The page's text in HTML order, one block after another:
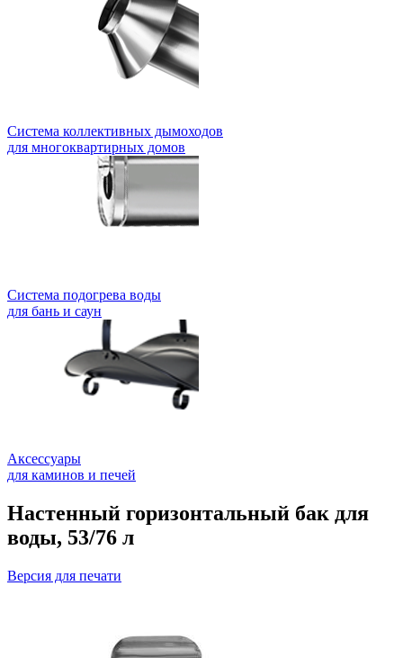
Система коллективных дымоходов
для многоквартирных домов
Система подогрева воды
для бань и саун
Аксессуары
для каминов и печей
Настенный горизонтальный бак для
воды, 53/76 л
Версия для печати